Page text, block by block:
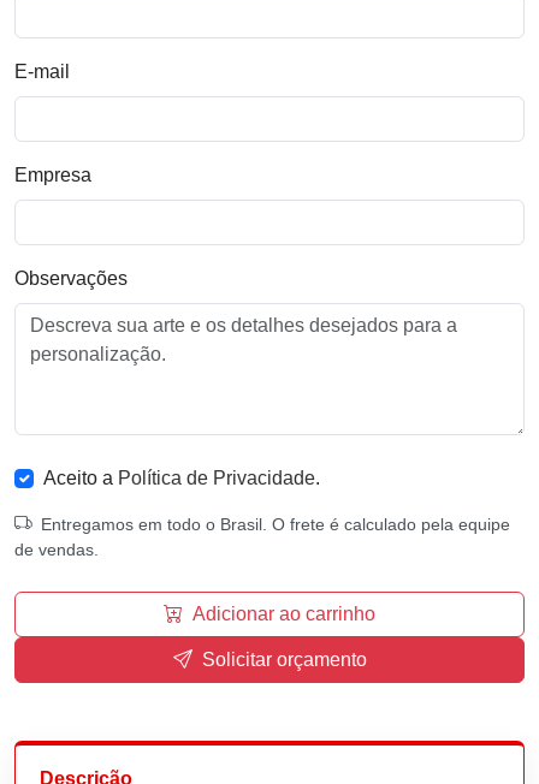
E-mail
Empresa
Observações
Aceito a Política de Privacidade.
Entregamos em todo o Brasil. O frete é calculado pela equipe
de vendas.
Adicionar ao carrinho
Solicitar orçamento
Descrição